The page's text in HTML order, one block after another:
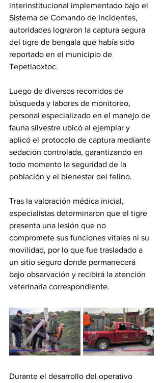
interinstitucional implementado bajo el
Sistema de Comando de Incidentes,
autoridades lograron la captura segura
del tigre de bengala que había sido
reportado en el municipio de
Tepetlaoxtoc.
Luego de diversos recorridos de
búsqueda y labores de monitoreo,
personal especializado en el manejo de
fauna silvestre ubicó al ejemplar y
aplicó el protocolo de captura mediante
sedación controlada, garantizando en
todo momento la seguridad de la
población y el bienestar del felino.
Tras la valoración médica inicial,
especialistas determinaron que el tigre
presenta una lesión que no
compromete sus funciones vitales ni su
movilidad, por lo que fue trasladado a
un sitio seguro donde permanecerá
bajo observación y recibirá la atención
veterinaria correspondiente.
Durante el desarrollo del operativo